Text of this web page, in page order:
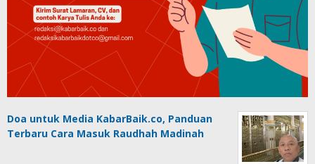
Doa untuk Media KabarBaik.co, Panduan
Terbaru Cara Masuk Raudhah Madinah